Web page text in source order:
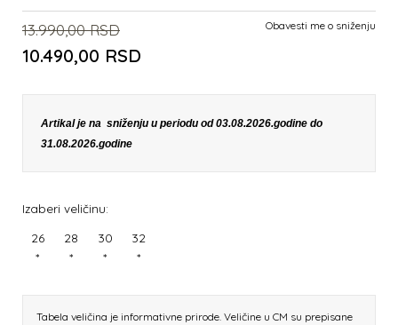
13.990,00 RSD
10.490,00 RSD
Obavesti me o sniženju
Artikal je na sniženju u periodu od 03.08.2026.godine do
31.08.2026.godine
Izaberi veličinu:
26
*
28
*
30
*
32
*
Tabela veličina je informativne prirode. Veličine u CM su prepisane